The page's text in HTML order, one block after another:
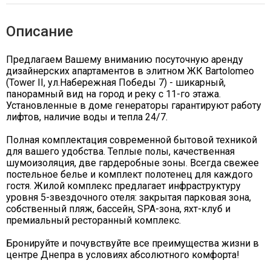
Описание
Предлагаем Вашему вниманию посуточную аренду
дизайнерских апартаментов в элитном ЖК Bartolomeo
(Tower II, ул.Набережная Победы 7) - шикарный,
панорамный вид на город и реку с 11-го этажа.
Установленные в доме генераторы гарантируют работу
лифтов, наличие воды и тепла 24/7.
Полная комплектация современной бытовой техникой
для вашего удобства. Теплые полы, качественная
шумоизоляция, две гардеробные зоны. Всегда свежее
постельное белье и комплект полотенец для каждого
гостя. Жилой комплекс предлагает инфраструктуру
уровня 5-звездочного отеля: закрытая парковая зона,
собственный пляж, бассейн, SPA-зона, яхт-клуб и
премиальный ресторанный комплекс.
Бронируйте и почувствуйте все преимущества жизни в
центре Днепра в условиях абсолютного комфорта!